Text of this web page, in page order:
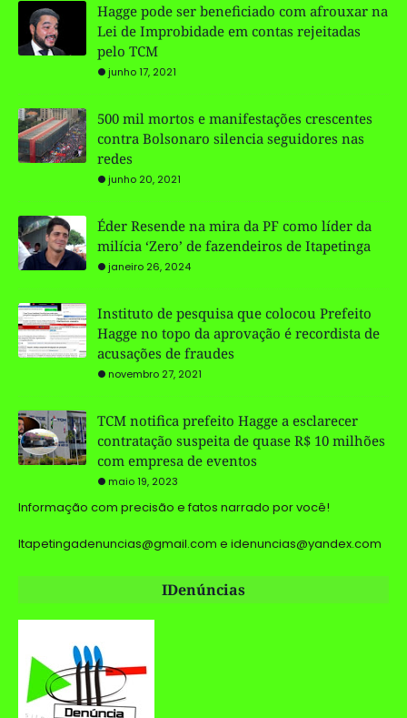
Hagge pode ser beneficiado com afrouxar na
Lei de Improbidade em contas rejeitadas
pelo TCM
junho 17, 2021
500 mil mortos e manifestações crescentes
contra Bolsonaro silencia seguidores nas
redes
junho 20, 2021
Éder Resende na mira da PF como líder da
milícia ‘Zero’ de fazendeiros de Itapetinga
janeiro 26, 2024
Instituto de pesquisa que colocou Prefeito
Hagge no topo da aprovação é recordista de
acusações de fraudes
novembro 27, 2021
TCM notifica prefeito Hagge a esclarecer
contratação suspeita de quase R$ 10 milhões
com empresa de eventos
maio 19, 2023
Informação com precisão e fatos narrado por você!
Itapetingadenuncias@gmail.com e idenuncias@yandex.com
IDenúncias